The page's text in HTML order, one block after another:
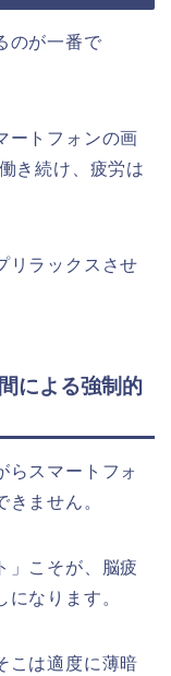
のが一番で
ートフォンの画
き続け、疲労は
リラックスさせ
による強制的
らスマートフォ
ません。
」こそが、脳疲
なります。
こは適度に薄暗